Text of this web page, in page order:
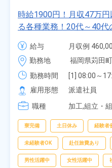
時給1900円！月収47万
る各種業務！20代～40
寮無料！マイカー通勤
費会社負担！社員食堂あ
み！特別賞与90万円支給
給与
月収例
時給 1,900円
勤務地
福岡県苅田
勤務時間
[1] 08:00～
[2] 20:00～
[3] 06:30～
[4] 14:30～
雇用形態
派遣社員
職種
加工,組立・
査,物流・配送
寮完備 土日休み 経験者
未経験者OK 赴任旅費あり
男性活躍中 女性活躍中